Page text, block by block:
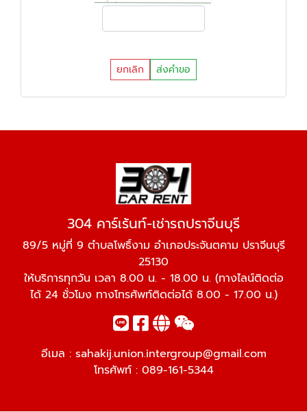
ยกเลิก ส่งคำขอ
304 คาร์เร้นท์-เช่ารถปราจีนบุรี
89/5 หมู่ที่ 9 ตำบลโพธิ์งาม อำเภอประจันตคาม ปราจีนบุรี
25130
ให้บริการทุกวัน เวลา 8.00 น. - 18.00 น. (ทางไลน์ติดต่อ
ได้ 24 ชั่วโมง ทางโทรศัพท์ติดต่อได้ 8.00 - 17.00 น.)
อีเมล : sahakij.union.intergroup@gmail.com
โทรศัพท์ : 089-161-5344